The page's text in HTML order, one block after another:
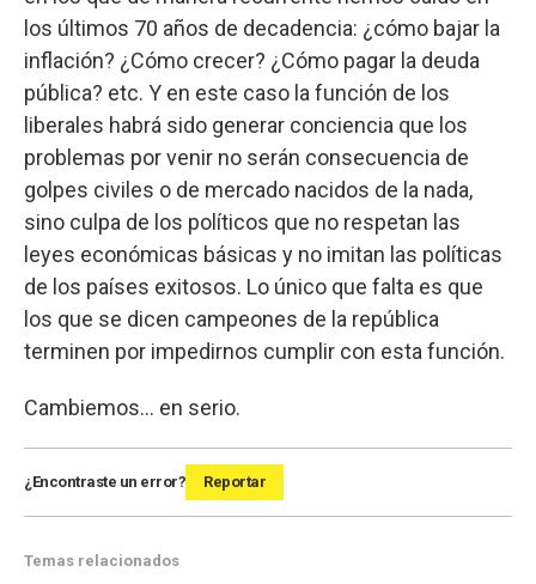
los últimos 70 años de decadencia: ¿cómo bajar la
inflación? ¿Cómo crecer? ¿Cómo pagar la deuda
pública? etc. Y en este caso la función de los
liberales habrá sido generar conciencia que los
problemas por venir no serán consecuencia de
golpes civiles o de mercado nacidos de la nada,
sino culpa de los políticos que no respetan las
leyes económicas básicas y no imitan las políticas
de los países exitosos. Lo único que falta es que
los que se dicen campeones de la república
terminen por impedirnos cumplir con esta función.
Cambiemos… en serio.
¿Encontraste un error? Reportar
Temas relacionados